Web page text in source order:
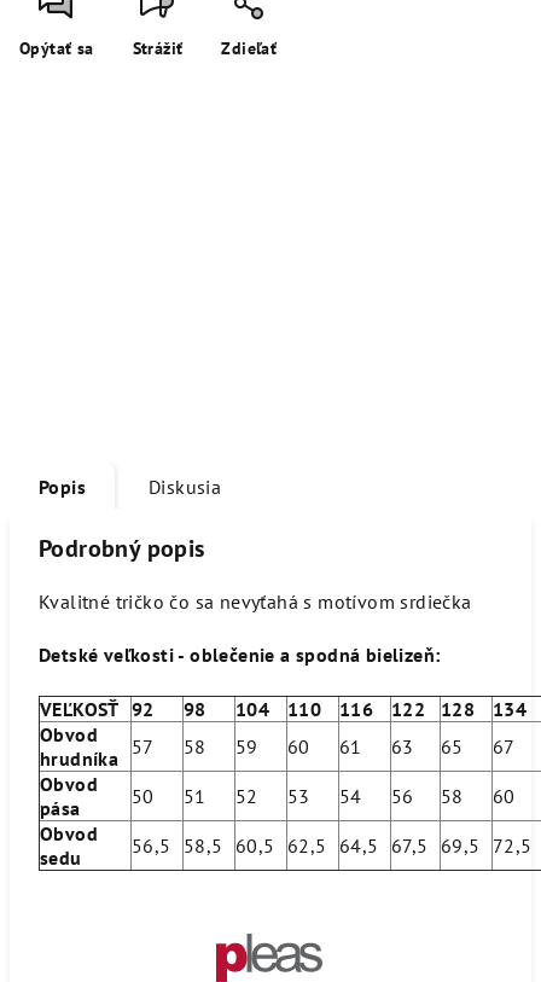
Opýtať sa Strážiť Zdieľať
Popis Diskusia
Podrobný popis
Kvalitné tričko čo sa nevyťahá s motívom srdiečka
Detské veľkosti - oblečenie a spodná bielizeň:
VEĽKOSŤ 92 98 104 110 116 122 128
134
Obvod
hrudníka
57 58 59 60 61 63 65
67
Obvod
pása
50 51 52 53 54 56 58
60
Obvod
sedu
56,5 58,5 60,5 62,5 64,5 67,5 69,5